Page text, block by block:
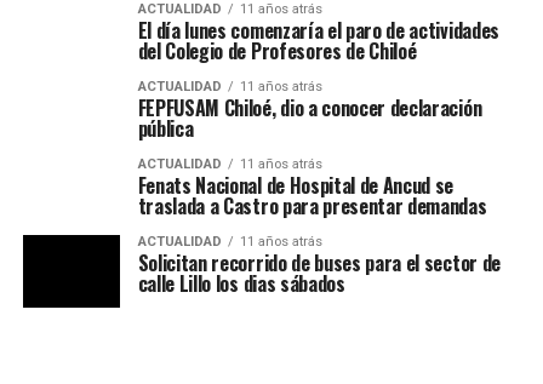
ACTUALIDAD 11 años atrás
El día lunes comenzaría el paro de actividades
del Colegio de Profesores de Chiloé
ACTUALIDAD 11 años atrás
FEPFUSAM Chiloé, dio a conocer declaración
pública
ACTUALIDAD 11 años atrás
Fenats Nacional de Hospital de Ancud se
traslada a Castro para presentar demandas
ACTUALIDAD 11 años atrás
Solicitan recorrido de buses para el sector de
calle Lillo los dias sábados